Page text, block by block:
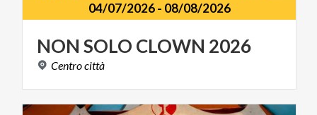
04/07/2026- 08/08/2026
NON SOLO CLOWN 2026
Centrocittà